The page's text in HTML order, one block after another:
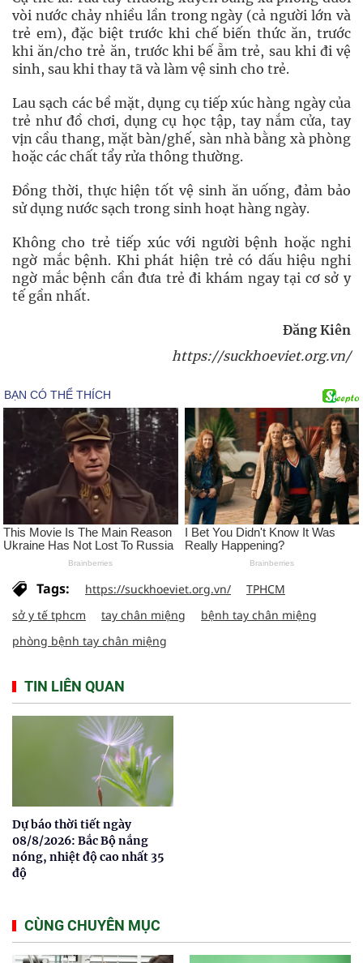
vòi nước chảy nhiều lần trong ngày (cả người lớn và
trẻ em), đặc biệt trước khi chế biến thức ăn, trước
khi ăn/cho trẻ ăn, trước khi bế ẵm trẻ, sau khi đi vệ
sinh, sau khi thay tã và làm vệ sinh cho trẻ.
Lau sạch các bề mặt, dụng cụ tiếp xúc hàng ngày của
trẻ như đồ chơi, dụng cụ học tập, tay nắm cửa, tay
vịn cầu thang, mặt bàn/ghế, sàn nhà bằng xà phòng
hoặc các chất tẩy rửa thông thường.
Đồng thời, thực hiện tốt vệ sinh ăn uống, đảm bảo
sử dụng nước sạch trong sinh hoạt hàng ngày.
Không cho trẻ tiếp xúc với người bệnh hoặc nghi
ngờ mắc bệnh. Khi phát hiện trẻ có dấu hiệu nghi
ngờ mắc bệnh cần đưa trẻ đi khám ngay tại cơ sở y
tế gần nhất.
Đăng Kiên
https://suckhoeviet.org.vn/
Tags: https://suckhoeviet.org.vn/
TPHCM
sở y tế tphcm
tay chân miệng
bệnh tay chân miệng
phòng bệnh tay chân miệng
TIN LIÊN QUAN
Dự báo thời tiết ngày
08/8/2026: Bắc Bộ nắng
nóng, nhiệt độ cao nhất 35
độ
CÙNG CHUYÊN MỤC